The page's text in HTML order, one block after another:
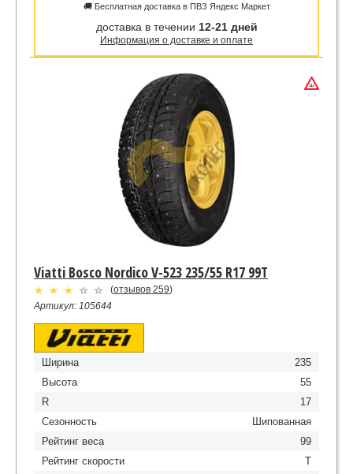
🚚 Бесплатная доставка в ПВЗ Яндекс Маркет
доставка в течении 12-21 дней
Информация о доставке и оплате
Viatti Bosco Nordico V-523 235/55 R17 99T
(отзывов 259)
Артикул: 105644
Ширина
235
Высота
55
R
17
Сезонность
Шипованная
Рейтинг веса
99
Рейтинг скорости
T